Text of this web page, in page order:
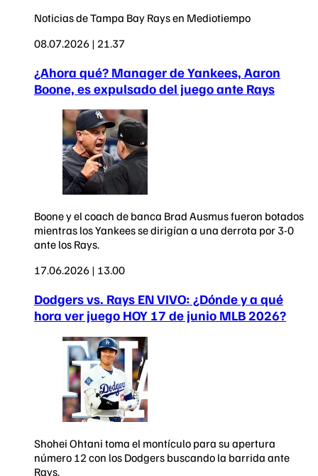
Noticias de Tampa Bay Rays en Mediotiempo
08.07.2026 | 21.37
¿Ahora qué? Manager de Yankees, Aaron
Boone, es expulsado del juego ante Rays
Boone y el coach de banca Brad Ausmus fueron botados
mientras los Yankees se dirigían a una derrota por 3-0
ante los Rays.
17.06.2026 | 13.00
Dodgers vs. Rays EN VIVO: ¿Dónde y a qué
hora ver juego HOY 17 de junio MLB 2026?
Shohei Ohtani toma el montículo para su apertura
número 12 con los Dodgers buscando la barrida ante
Rays.